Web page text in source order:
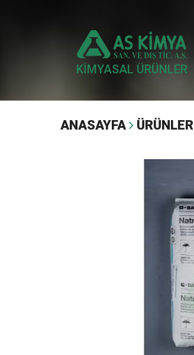
KİMYASAL ÜRÜNLER
ANASAYFA ÜRÜNLER